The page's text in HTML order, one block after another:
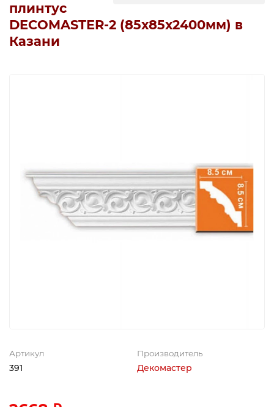
плинтус
DECOMASTER-2 (85х85х2400мм) в
Казани
Артикул
391
Производитель
Декомастер